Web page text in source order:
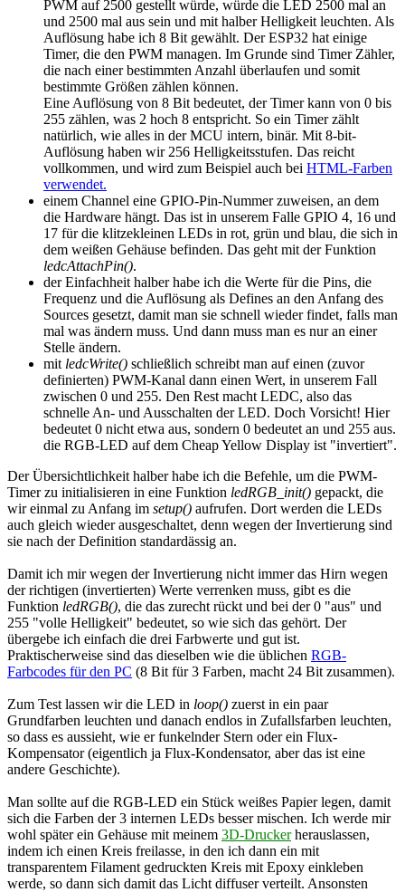
PWM auf 2500 gestellt würde, würde die LED 2500 mal an
und 2500 mal aus sein und mit halber Helligkeit leuchten. Als
Auflösung habe ich 8 Bit gewählt. Der ESP32 hat einige
Timer, die den PWM managen. Im Grunde sind Timer Zähler,
die nach einer bestimmten Anzahl überlaufen und somit
bestimmte Größen zählen können.
Eine Auflösung von 8 Bit bedeutet, der Timer kann von 0 bis
255 zählen, was 2 hoch 8 entspricht. So ein Timer zählt
natürlich, wie alles in der MCU intern, binär. Mit 8-bit-
Auflösung haben wir 256 Helligkeitsstufen. Das reicht
vollkommen, und wird zum Beispiel auch bei HTML-Farben
verwendet.
einem Channel eine GPIO-Pin-Nummer zuweisen, an dem
die Hardware hängt. Das ist in unserem Falle GPIO 4, 16 und
17 für die klitzekleinen LEDs in rot, grün und blau, die sich in
dem weißen Gehäuse befinden. Das geht mit der Funktion
ledcAttachPin().
der Einfachheit halber habe ich die Werte für die Pins, die
Frequenz und die Auflösung als Defines an den Anfang des
Sources gesetzt, damit man sie schnell wieder findet, falls man
mal was ändern muss. Und dann muss man es nur an einer
Stelle ändern.
mit ledcWrite() schließlich schreibt man auf einen (zuvor
definierten) PWM-Kanal dann einen Wert, in unserem Fall
zwischen 0 und 255. Den Rest macht LEDC, also das
schnelle An- und Ausschalten der LED. Doch Vorsicht! Hier
bedeutet 0 nicht etwa aus, sondern 0 bedeutet an und 255 aus.
die RGB-LED auf dem Cheap Yellow Display ist "invertiert".
Der Übersichtlichkeit halber habe ich die Befehle, um die PWM-
Timer zu initialisieren in eine Funktion ledRGB_init() gepackt, die
wir einmal zu Anfang im setup() aufrufen. Dort werden die LEDs
auch gleich wieder ausgeschaltet, denn wegen der Invertierung sind
sie nach der Definition standardässig an.
Damit ich mir wegen der Invertierung nicht immer das Hirn wegen
der richtigen (invertierten) Werte verrenken muss, gibt es die
Funktion ledRGB(), die das zurecht rückt und bei der 0 "aus" und
255 "volle Helligkeit" bedeutet, so wie sich das gehört. Der
übergebe ich einfach die drei Farbwerte und gut ist.
Praktischerweise sind das dieselben wie die üblichen RGB-
Farbcodes für den PC (8 Bit für 3 Farben, macht 24 Bit zusammen).
Zum Test lassen wir die LED in loop() zuerst in ein paar
Grundfarben leuchten und danach endlos in Zufallsfarben leuchten,
so dass es aussieht, wie er funkelnder Stern oder ein Flux-
Kompensator (eigentlich ja Flux-Kondensator, aber das ist eine
andere Geschichte).
Man sollte auf die RGB-LED ein Stück weißes Papier legen, damit
sich die Farben der 3 internen LEDs besser mischen. Ich werde mir
wohl später ein Gehäuse mit meinem 3D-Druckerherauslassen,
indem ich einen Kreis freilasse, in den ich dann ein mit
transparentem Filament gedruckten Kreis mit Epoxy einkleben
werde, so dann sich damit das Licht diffuser verteilt. Ansonsten